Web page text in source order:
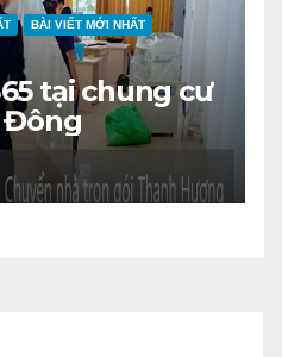
BÀI VIẾT MỚI NHẤT
tại chung cư
Đông